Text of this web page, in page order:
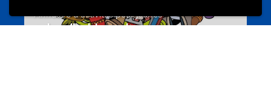
Annuaire d’activités pour jeunes
echwellechkann.lu